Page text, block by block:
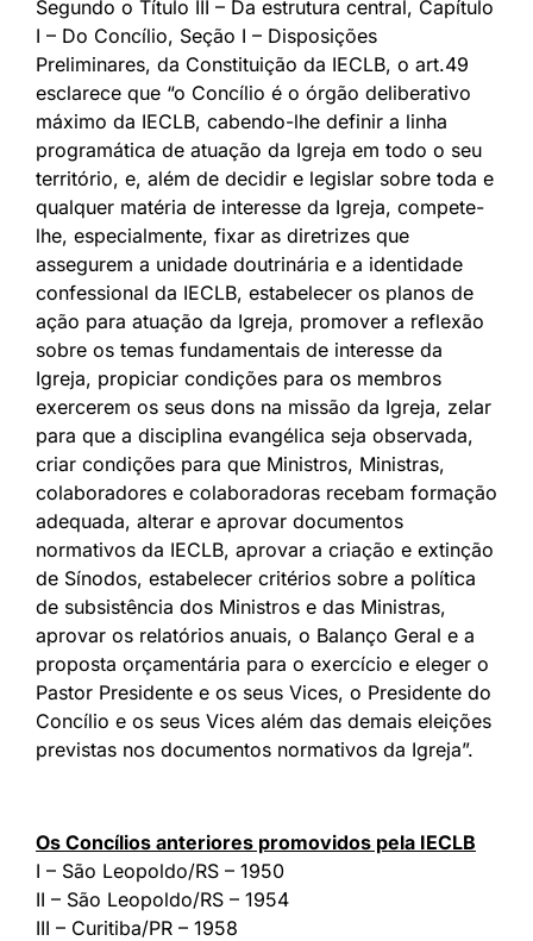
Segundo o Título III – Da estrutura central, Capítulo
I – Do Concílio, Seção I – Disposições
Preliminares, da Constituição da IECLB, o art.49
esclarece que “o Concílio é o órgão deliberativo
máximo da IECLB, cabendo-lhe definir a linha
programática de atuação da Igreja em todo o seu
território, e, além de decidir e legislar sobre toda e
qualquer matéria de interesse da Igreja, compete-
lhe, especialmente, fixar as diretrizes que
assegurem a unidade doutrinária e a identidade
confessional da IECLB, estabelecer os planos de
ação para atuação da Igreja, promover a reflexão
sobre os temas fundamentais de interesse da
Igreja, propiciar condições para os membros
exercerem os seus dons na missão da Igreja, zelar
para que a disciplina evangélica seja observada,
criar condições para que Ministros, Ministras,
colaboradores e colaboradoras recebam formação
adequada, alterar e aprovar documentos
normativos da IECLB, aprovar a criação e extinção
de Sínodos, estabelecer critérios sobre a política
de subsistência dos Ministros e das Ministras,
aprovar os relatórios anuais, o Balanço Geral e a
proposta orçamentária para o exercício e eleger o
Pastor Presidente e os seus Vices, o Presidente do
Concílio e os seus Vices além das demais eleições
previstas nos documentos normativos da Igreja”.
Os Concílios anteriores promovidos pela IECLB
I – São Leopoldo/RS – 1950
II – São Leopoldo/RS – 1954
III – Curitiba/PR – 1958